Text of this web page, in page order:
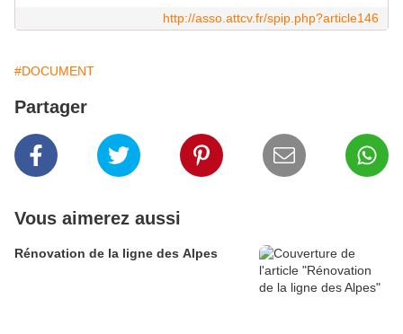
http://asso.attcv.fr/spip.php?article146
#DOCUMENT
Partager
Vous aimerez aussi
Rénovation de la ligne des Alpes